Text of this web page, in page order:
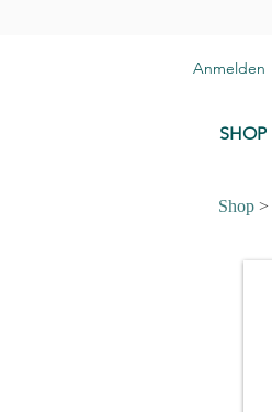
Anmelden
SHOP
Shop >